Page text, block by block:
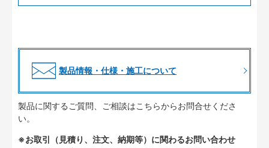
製品情報・仕様・施工について
製品に関するご質問、ご相談はこちらからお問合せくださ
い。
※お取引（見積り、注文、納期等）に関わるお問い合わせ